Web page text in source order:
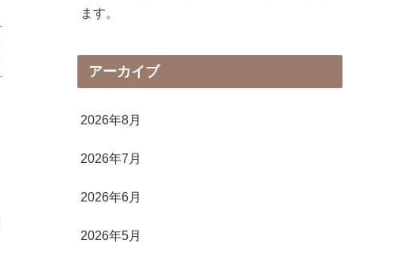
ます。
アーカイブ
2026年8月
2026年7月
2026年6月
2026年5月